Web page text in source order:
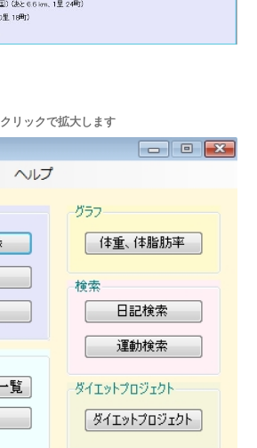
クリックで拡大します